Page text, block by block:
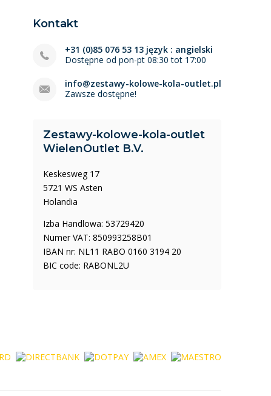
Kontakt
+31 (0)85 076 53 13 język : angielski
Dostępne od pon-pt 08:30 tot 17:00
info@zestawy-kolowe-kola-outlet.pl
Zawsze dostępne!
Zestawy-kolowe-kola-outlet
WielenOutlet B.V.
Keskesweg 17
5721 WS Asten
Holandia
Izba Handlowa: 53729420
Numer VAT: 850993258B01
IBAN nr: NL11 RABO 0160 3194 20
BIC code: RABONL2U